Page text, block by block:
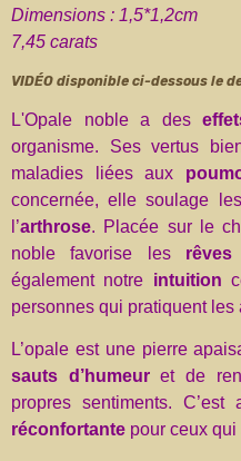
Dimensions : 1,5*1,2cm
7,45 carats
VIDÉO disponible ci-dessous le
L'Opale noble a des
organisme. Ses vertus
maladies liées aux
concernée, elle soulage les
l’arthrose. Placée sur le
noble favorise les rêves
également notre intuition
personnes qui pratiquent les
L’opale est une pierre
sauts d’humeuret de
propres sentiments. C’est
réconfortante pour ceux qui